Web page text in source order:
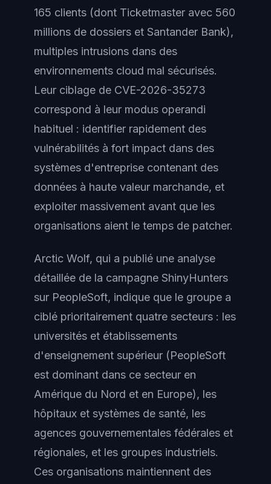
165 clients (dont Ticketmaster avec 560
millions de dossiers et Santander Bank),
multiples intrusions dans des
environnements cloud mal sécurisés.
Leur ciblage de CVE-2026-35273
correspond à leur modus operandi
habituel : identifier rapidement des
vulnérabilités à fort impact dans des
systèmes d'entreprise contenant des
données à haute valeur marchande, et
exploiter massivement avant que les
organisations aient le temps de patcher.
Arctic Wolf, qui a publié une analyse
détaillée de la campagne ShinyHunters
sur PeopleSoft, indique que le groupe a
ciblé prioritairement quatre secteurs : les
universités et établissements
d'enseignement supérieur (PeopleSoft
est dominant dans ce secteur en
Amérique du Nord et en Europe), les
hôpitaux et systèmes de santé, les
agences gouvernementales fédérales et
régionales, et les groupes industriels.
Ces organisations maintiennent des